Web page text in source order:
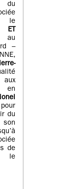
le
ET
au
–
-
en
du
de
le